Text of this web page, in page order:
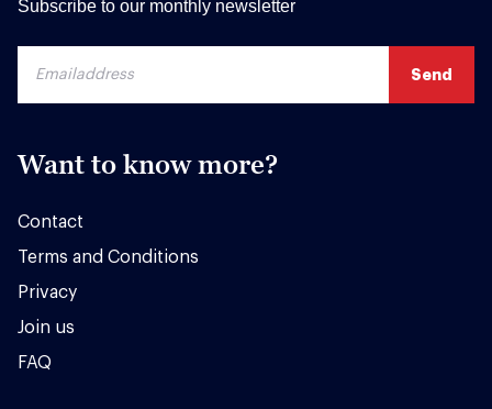
Subscribe to our monthly newsletter
Want to know more?
Contact
Terms and Conditions
Privacy
Join us
FAQ